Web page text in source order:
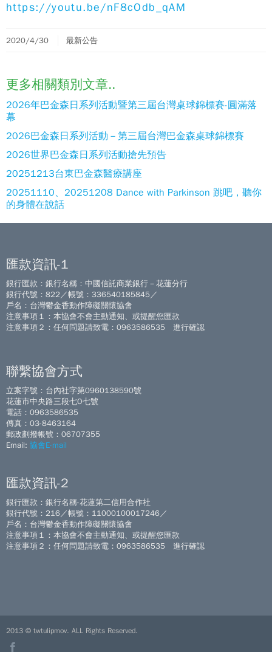
https://youtu.be/nF8cOdb_qAM
2020/4/30 最新公告
更多相關類別文章..
2026年巴金森日系列活動暨第三屆台灣桌球錦標賽-圓滿落
幕
2026巴金森日系列活動－第三屆台灣巴金森桌球錦標賽
2026世界巴金森日系列活動搶先預告
20251213台東巴金森醫療講座
20251110、20251208 Dance with Parkinson 跳吧，聽你
的身體在說話
匯款資訊-1
銀行匯款：銀行名稱：中國信託商業銀行－花蓮分行
銀行代號：822／帳號：336540185845／
戶名：台灣鬱金香動作障礙關懷協會
注意事項１：本協會不會主動通知、或提醒您匯款
注意事項２：任何問題請致電：0963586535 進行確認
聯繫協會方式
立案字號：台內社字第0960138590號
花蓮市中央路三段七O七號
電話：0963586535
傳真：03-8463164
郵政劃撥帳號：06707355
Email: 協會E-mail
匯款資訊-2
銀行匯款：銀行名稱-花蓮第二信用合作社
銀行代號：216／帳號：11000100017246／
戶名：台灣鬱金香動作障礙關懷協會
注意事項１：本協會不會主動通知、或提醒您匯款
注意事項２：任何問題請致電：0963586535 進行確認
2013 © twtulipmov. ALL Rights Reserved.